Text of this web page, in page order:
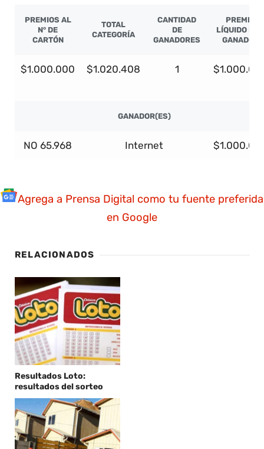
PREMIOS AL
N° DE
CARTÓN
TOTAL
CATEGORÍA
CANTIDAD
DE
GANADORES
PREMIO
LÍQUIDO POR
GANADOR
$1.000.000 $1.020.408 1
GANADOR(ES)
NO 65.968 Internet
Agrega a Prensa Digital como tu fuente preferida
en Google
RELACIONADOS
Resultados Loto:
resultados del sorteo